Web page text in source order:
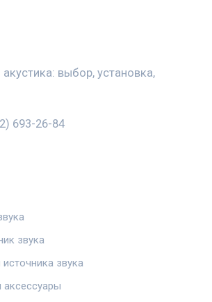
выбор, установка,
693-26-84
звука
звука
аксессуары